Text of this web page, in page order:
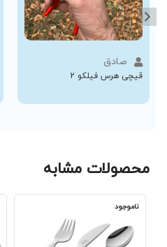
صادق
قیچی هرس فیلکو 2
محصولات مشابه
ناموجود